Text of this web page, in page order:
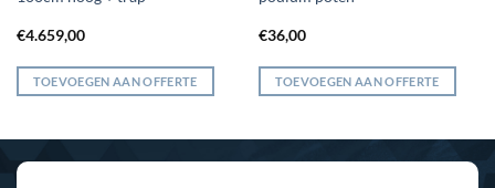
€4.659,00
TOEVOEGEN AAN OFFERTE
€36,00
TOEVOEGEN AAN OFFERTE